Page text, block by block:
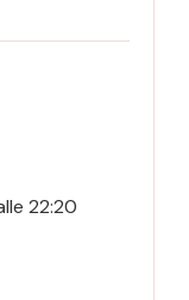
22:20